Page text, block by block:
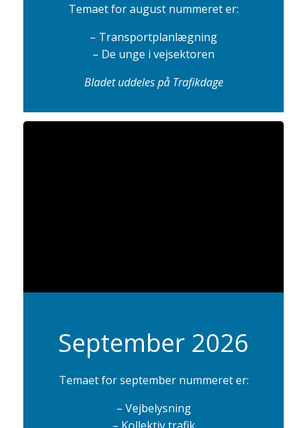
Temaet for august nummeret er:
– Transportplanlægning
– De unge i vejsektoren
Bladet uddeles på Trafikdage
September 2026
Temaet for september nummeret er:
– Vejbelysning